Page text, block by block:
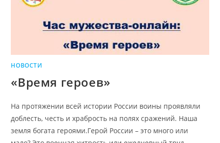
НОВОСТИ
«Время героев»
На протяжении всей истории России воины проявляли
доблесть, честь и храбрость на полях сражений. Наша
земля богата героями.Герой России – это много или